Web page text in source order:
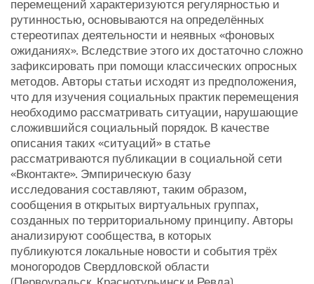
перемещений характеризуются регулярностью и
рутинностью, основываются на определённых
стереотипах деятельности и неявных «фоновых
ожиданиях». Вследствие этого их достаточно сложно
зафиксировать при помощи классических опросных
методов. Авторы статьи исходят из предположения,
что для изучения социальных практик перемещения
необходимо рассматривать ситуации, нарушающие
сложившийся социальный порядок. В качестве
описания таких «ситуаций» в статье
рассматриваются публикации в социальной сети
«Вконтакте». Эмпирическую базу
исследования составляют, таким образом,
сообщения в открытых виртуальных группах,
созданных по территориальному принципу. Авторы
анализируют сообщества, в которых
публикуются локальные новости и события трёх
моногородов Свердловской области